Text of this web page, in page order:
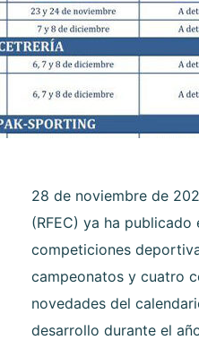
28 de noviembre de
(RFEC) ya ha
competiciones
campeonatos y cuatro
novedades del
desarrollo durante el